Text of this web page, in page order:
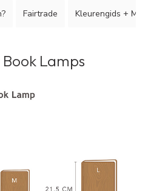
Fairtrade Kleurengids +
Lamps